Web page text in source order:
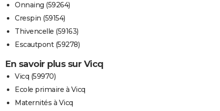
Onnaing (59264)
Crespin (59154)
Thivencelle (59163)
Escautpont (59278)
En savoir plus sur Vicq
Vicq (59970)
Ecole primaire à Vicq
Maternités à Vicq